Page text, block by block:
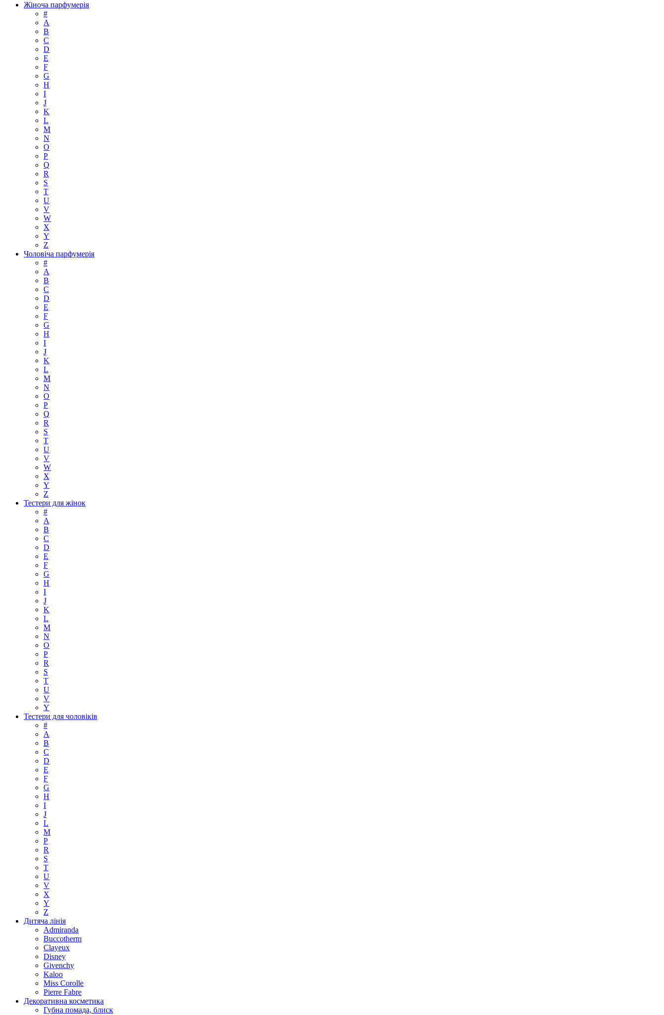
Жіноча парфумерія
#
А
B
C
D
E
F
G
H
I
J
K
L
M
N
O
P
Q
R
S
T
U
V
W
X
Y
Z
Чоловіча парфумерія
#
A
B
C
D
E
F
G
H
I
J
K
L
M
N
O
P
Q
R
S
T
U
V
W
X
Y
Z
Тестери для жінок
#
A
B
C
D
E
F
G
H
I
J
K
L
M
N
O
P
R
S
T
U
V
Y
Тестери для чоловіків
#
A
B
C
D
E
F
G
H
I
J
L
M
P
R
S
T
U
V
X
Y
Z
Дитяча лінія
Admiranda
Buccotherm
Clayeux
Disney
Givenchy
Kaloo
Miss Corolle
Pierre Fabre
Декоративна косметика
Губна помада, блиск